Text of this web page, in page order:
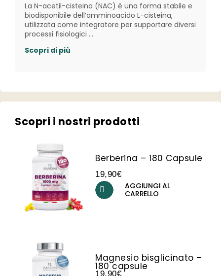
La N-acetil-cisteina (NAC) è una forma stabile e
biodisponibile dell’amminoacido L-cisteina,
utilizzata come integratore per supportare diversi
processi fisiologici …
Scopri di più
Scopri i nostri prodotti
Berberina – 180 Capsule
19,90€
AGGIUNGI AL
CARRELLO
Magnesio bisglicinato –
180 capsule
19,90€